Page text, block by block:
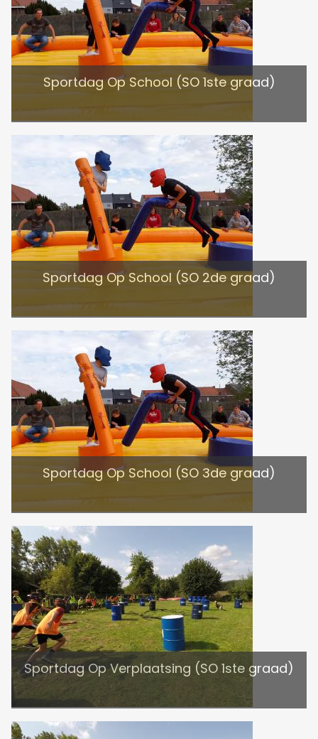
Sportdag Op School (SO 1ste graad)
Sportdag Op School (SO 2de graad)
Sportdag Op School (SO 3de graad)
Sportdag Op Verplaatsing (SO 1ste graad)